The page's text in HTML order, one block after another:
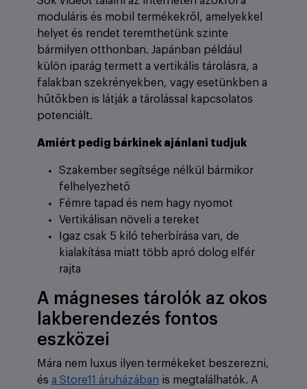
moduláris és mobil termékekről, amelyekkel
helyet és rendet teremthetünk szinte
bármilyen otthonban. Japánban például
külön iparág termett a vertikális tárolásra, a
falakban szekrényekben, vagy esetünkben a
hűtőkben is látják a tárolással kapcsolatos
potenciált.
Amiért pedig bárkinek ajánlani tudjuk
Szakember segítsége nélkül bármikor
felhelyezhető
Fémre tapad és nem hagy nyomot
Vertikálisan növeli a tereket
Igaz csak 5 kiló teherbírása van, de
kialakítása miatt több apró dolog elfér
rajta
A mágneses tárolók az okos
lakberendezés fontos
eszközei
Mára nem luxus ilyen termékeket beszerezni,
és a Store11 áruházában is megtalálhatók. A